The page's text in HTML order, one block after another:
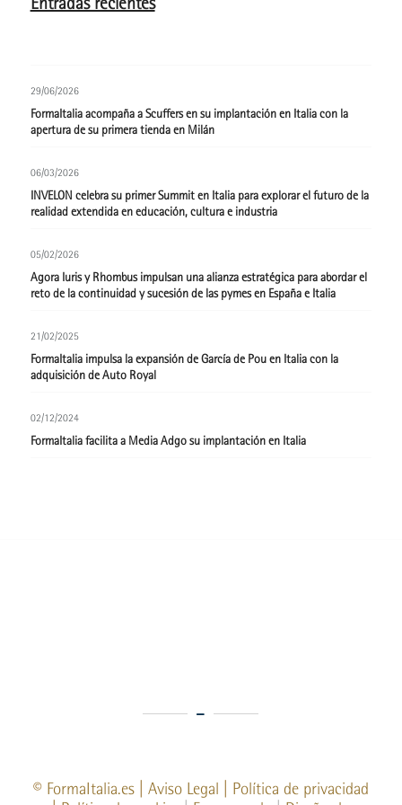
29/06/2026
FormaItalia acompaña a Scuffers en su implantación en Italia con la
apertura de su primera tienda en Milán
06/03/2026
INVELON celebra su primer Summit en Italia para explorar el futuro de la
realidad extendida en educación, cultura e industria
05/02/2026
Agora Iuris y Rhombus impulsan una alianza estratégica para abordar el
reto de la continuidad y sucesión de las pymes en España e Italia
21/02/2025
FormaItalia impulsa la expansión de García de Pou en Italia con la
adquisición de Auto Royal
02/12/2024
FormaItalia facilita a Media Adgo su implantación en Italia
© FormaItalia.es Aviso Legal
Política de privacidad